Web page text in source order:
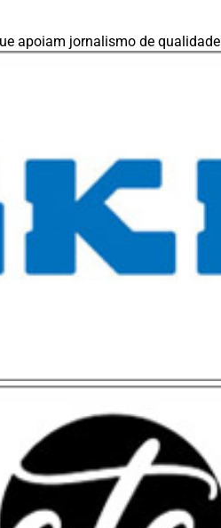
apoiam jornalismo de qualidade